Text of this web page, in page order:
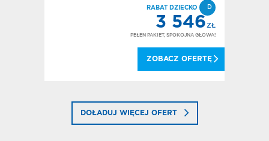
RABAT DZIECKO D
3 546ZŁ
PEŁEN PAKIET, SPOKOJNA GŁOWA!
ZOBACZ OFERTĘ
DOŁADUJ WIĘCEJ OFERT